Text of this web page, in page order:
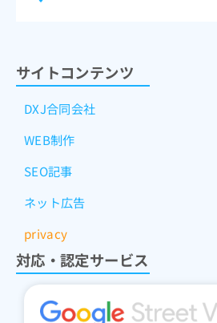
サイトコンテンツ
DXJ合同会社
WEB制作
SEO記事
ネット広告
privacy
対応・認定サービス